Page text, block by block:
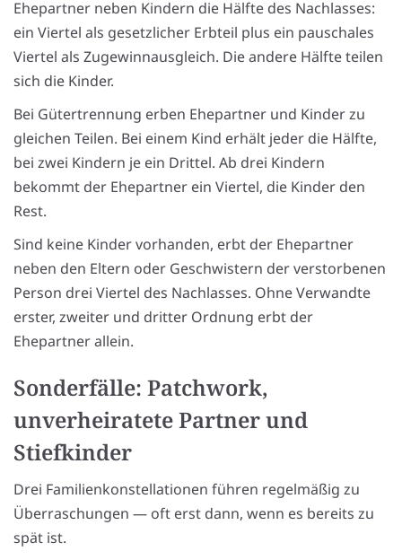
Ehepartner neben Kindern die Hälfte des Nachlasses:
ein Viertel als gesetzlicher Erbteil plus ein pauschales
Viertel als Zugewinnausgleich. Die andere Hälfte teilen
sich die Kinder.
Bei Gütertrennung erben Ehepartner und Kinder zu
gleichen Teilen. Bei einem Kind erhält jeder die Hälfte,
bei zwei Kindern je ein Drittel. Ab drei Kindern
bekommt der Ehepartner ein Viertel, die Kinder den
Rest.
Sind keine Kinder vorhanden, erbt der Ehepartner
neben den Eltern oder Geschwistern der verstorbenen
Person drei Viertel des Nachlasses. Ohne Verwandte
erster, zweiter und dritter Ordnung erbt der
Ehepartner allein.
Sonderfälle: Patchwork,
unverheiratete Partner und
Stiefkinder
Drei Familienkonstellationen führen regelmäßig zu
Überraschungen — oft erst dann, wenn es bereits zu
spät ist.